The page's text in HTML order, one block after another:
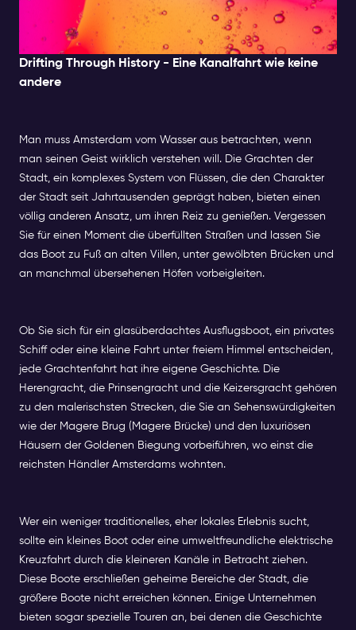
Nachmittags: Kanalrundfahrt
& versteckte Juwelen
Drifting Through History - Eine Kanalfahrt wie keine
andere
Man muss Amsterdam vom Wasser aus betrachten, wenn
man seinen Geist wirklich verstehen will. Die Grachten der
Stadt, ein komplexes System von Flüssen, die den Charakter
der Stadt seit Jahrtausenden geprägt haben, bieten einen
völlig anderen Ansatz, um ihren Reiz zu genießen. Vergessen
Sie für einen Moment die überfüllten Straßen und lassen Sie
das Boot zu Fuß an alten Villen, unter gewölbten Brücken und
an manchmal übersehenen Höfen vorbeigleiten.
Ob Sie sich für ein glasüberdachtes Ausflugsboot, ein privates
Schiff oder eine kleine Fahrt unter freiem Himmel entscheiden,
jede Grachtenfahrt hat ihre eigene Geschichte. Die
Herengracht, die Prinsengracht und die Keizersgracht gehören
zu den malerischsten Strecken, die Sie an Sehenswürdigkeiten
wie der Magere Brug (Magere Brücke) und den luxuriösen
Häusern der Goldenen Biegung vorbeiführen, wo einst die
reichsten Händler Amsterdams wohnten.
Wer ein weniger traditionelles, eher lokales Erlebnis sucht,
sollte ein kleines Boot oder eine umweltfreundliche elektrische
Kreuzfahrt durch die kleineren Kanäle in Betracht ziehen.
Diese Boote erschließen geheime Bereiche der Stadt, die
größere Boote nicht erreichen können. Einige Unternehmen
bieten sogar spezielle Touren an, bei denen die Geschichte